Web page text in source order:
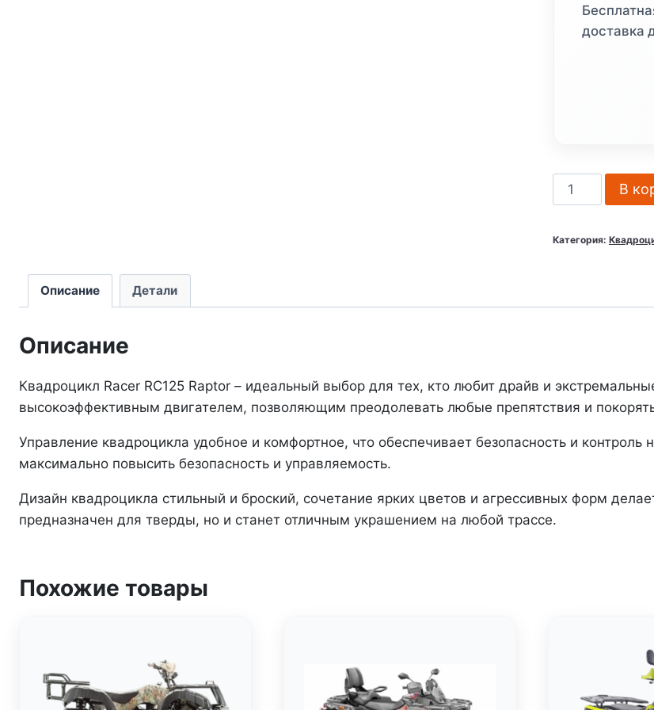
доставка
Количество
товара
Racer
Raptor
В
Категория:
Описание Детали
Описание
Квадроцикл Racer RC125 Raptor – идеальный выбор для тех, кто любит драйв и
высокоэффективным двигателем, позволяющим преодолевать любые препятствия и
Управление квадроцикла удобное и комфортное, что обеспечивает безопасность и
максимально повысить безопасность и управляемость.
Дизайн квадроцикла стильный и броский, сочетание ярких цветов и агрессивных форм
предназначен для тверды, но и станет отличным украшением на любой трассе.
Похожие товары